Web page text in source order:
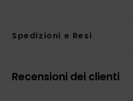
Spedizioni e Resi
Recensioni dei clienti